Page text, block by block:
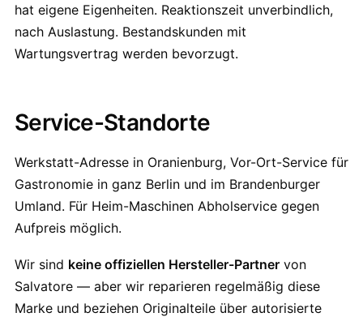
hat eigene Eigenheiten. Reaktionszeit unverbindlich,
nach Auslastung. Bestandskunden mit
Wartungsvertrag werden bevorzugt.
Service-Standorte
Werkstatt-Adresse in Oranienburg, Vor-Ort-Service für
Gastronomie in ganz Berlin und im Brandenburger
Umland. Für Heim-Maschinen Abholservice gegen
Aufpreis möglich.
Wir sind keine offiziellen Hersteller-Partner von
Salvatore — aber wir reparieren regelmäßig diese
Marke und beziehen Originalteile über autorisierte